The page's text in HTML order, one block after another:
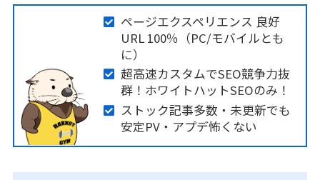
ページエクスペリエンス 良好
URL 100％（PC/モバイルとも
に）
超高速カスタムでSEO競争力抜
群！ホワイトハットSEOのみ！
ストック記事多数・未更新でも
安定PV・アプデ怖くない